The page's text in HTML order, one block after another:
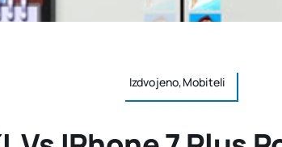
Izdvojeno,Mobiteli